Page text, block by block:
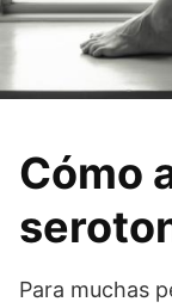
Cómo
Para muchas